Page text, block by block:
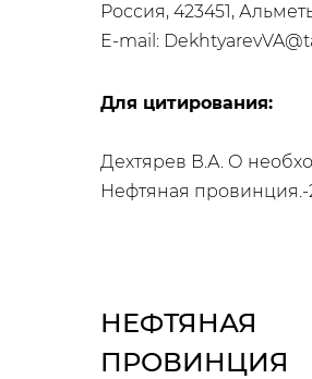
Россия, 423451,
E-mail:
Для цитирования:
Дехтярев В.А. О
Нефтяная провинция.-
НЕФТЯНАЯ
ПРОВИНЦИЯ